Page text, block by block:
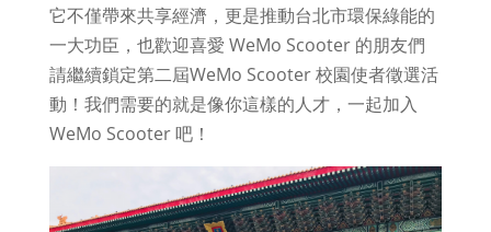
它不僅帶來共享經濟，更是推動台北市環保綠能的
一大功臣，也歡迎喜愛 WeMo Scooter 的朋友們
請繼續鎖定第二屆WeMo Scooter 校園使者徵選活
動！我們需要的就是像你這樣的人才，一起加入
WeMo Scooter 吧！